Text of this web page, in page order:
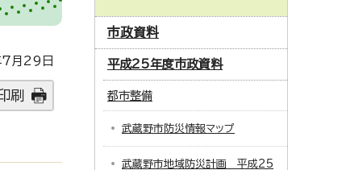
月29日
刷
市政資料
平成25年度市政資料
都市整備
武蔵野市防災情報マップ
武蔵野市地域防災計画 平成25